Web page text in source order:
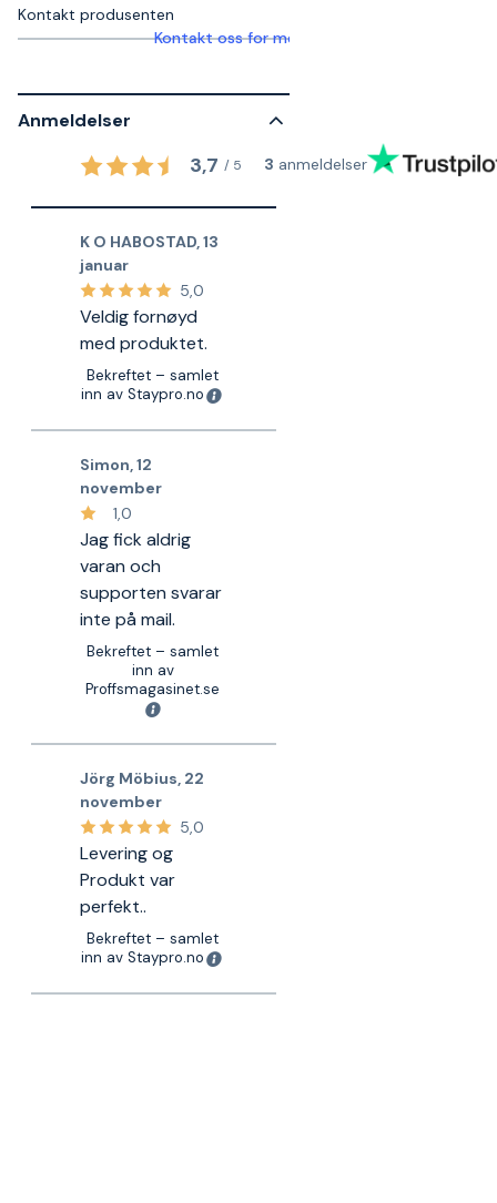
Kontakt produsenten
Kontakt oss for mer informasjon
Anmeldelser
3,7 / 5 3 anmeldelser
K O HABOSTAD ,13
januar
5,0
Veldig fornøyd
med produktet.
Bekreftet – samlet
inn av Staypro.no
Simon ,12
november
1,0
Jag fick aldrig
varan och
supporten svarar
inte på mail.
Bekreftet – samlet
inn av
Proffsmagasinet.se
Jörg Möbius 22
november
5,0
Levering og
Produkt var
perfekt..
Bekreftet – samlet
inn av Staypro.no